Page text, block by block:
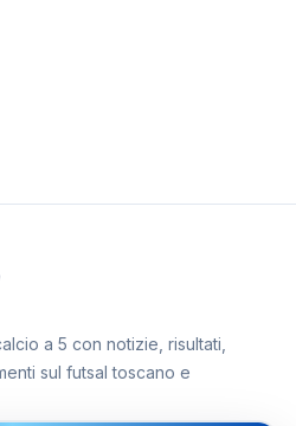
a 5 con notizie, risultati,
sul futsal toscano e